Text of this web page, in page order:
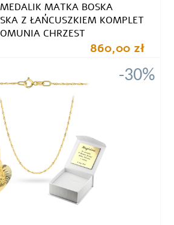
MATKA BOSKA
Z ŁAŃCUSZKIEM KOMPLET
CHRZEST
860,00 zł
-30%